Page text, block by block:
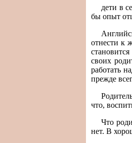
дети в
бы опыт
отнести к
своих
работать
прежде
что,
Что
нет. В